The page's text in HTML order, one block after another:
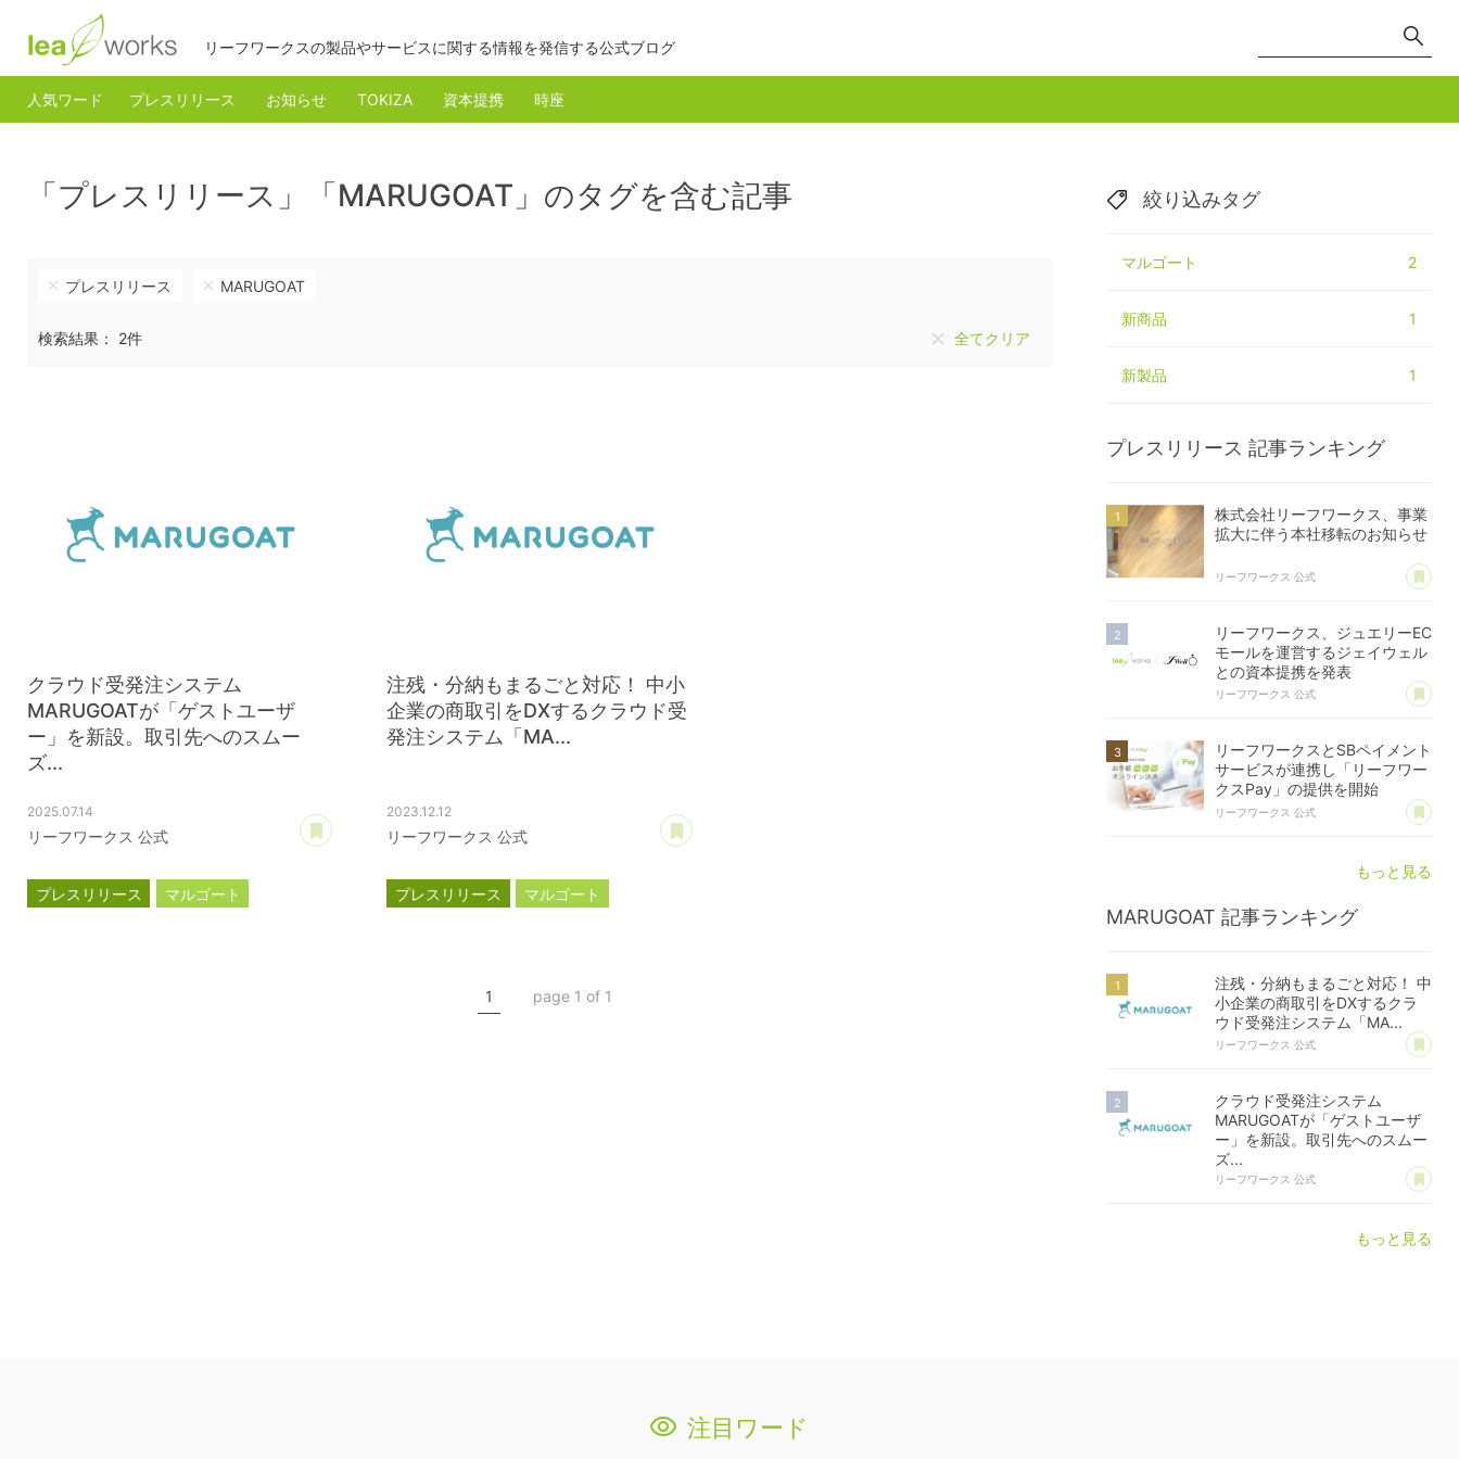
リーフワークスの製品やサービスに関する情報を発信する公式ブログ
人気ワード プレスリリース お知らせ TOKIZA 資本提携 時座
「プレスリリース」「MARUGOAT」のタグを含む記事
プレスリリース MARUGOAT
検索結果： 2件 全てクリア
クラウド受発注システム
MARUGOATが「ゲストユーザ
ー」を新設。取引先へのスムー
ズ...
2025.07.14
リーフワークス 公式
あとで読む
プレスリリース
マルゴート
注残・分納もまるごと対応！ 中小
企業の商取引をDXするクラウド受
発注システム「MA...
2023.12.12
リーフワークス 公式
あとで読む
プレスリリース
マルゴート
1 page 1 of 1
絞り込みタグ
マルゴート 2
新商品 1
新製品 1
プレスリリース 記事ランキング
株式会社リーフワークス、事業
拡大に伴う本社移転のお知らせ
リーフワークス 公式 あ
リーフワークス、ジュエリーEC
モールを運営するジェイウェル
との資本提携を発表
リーフワークス 公式 あ
リーフワークスとSBペイメント
サービスが連携し「リーフワー
クスPay」の提供を開始
リーフワークス 公式 あ
もっと見る
MARUGOAT 記事ランキング
注残・分納もまるごと対応！ 中
小企業の商取引をDXするクラ
ウド受発注システム「MA...
リーフワークス 公式 あ
クラウド受発注システム
MARUGOATが「ゲストユーザ
ー」を新設。取引先へのスムー
ズ...
リーフワークス 公式 あ
もっと見る
注目ワード